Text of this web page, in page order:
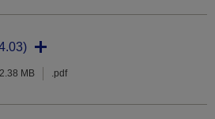
2.38 MB .pdf